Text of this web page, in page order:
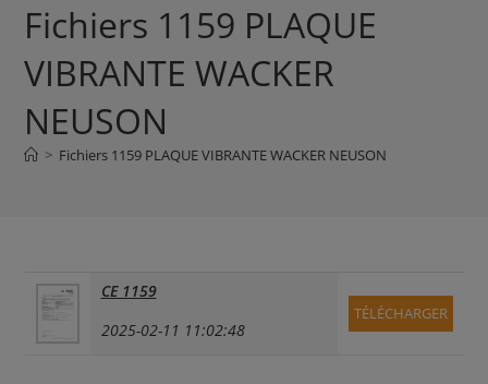
Fichiers 1159 PLAQUE
VIBRANTE WACKER
NEUSON
> Fichiers 1159 PLAQUE VIBRANTE WACKER NEUSON
CE 1159
2025-02-11 11:02:48
TÉLÉCHARGER